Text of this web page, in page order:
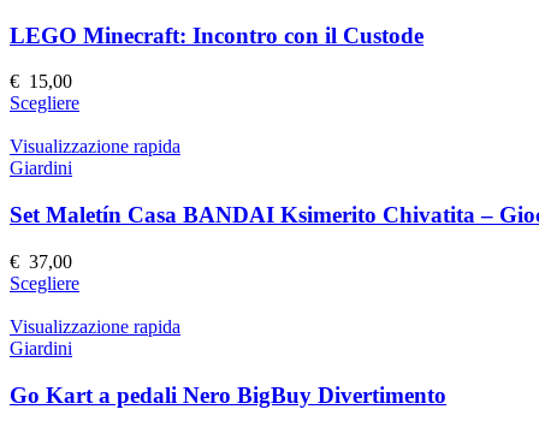
prodotto
Le
opzioni
scelte
nella
pagina
prodotto
LEGO Minecraft: Incontro con il Custode
€ 15,00
ScegliereQuesto
ha
Le
opzioni
scelte
nella
pagina
Visualizzazione rapida
Giardini
Set Maletín Casa BANDAI Ksimerito Chivatita –
€ 37,00
ScegliereQuesto
ha
Le
opzioni
Visualizzazione rapida
Giardini
Go Kart a pedali Nero BigBuy Divertimento